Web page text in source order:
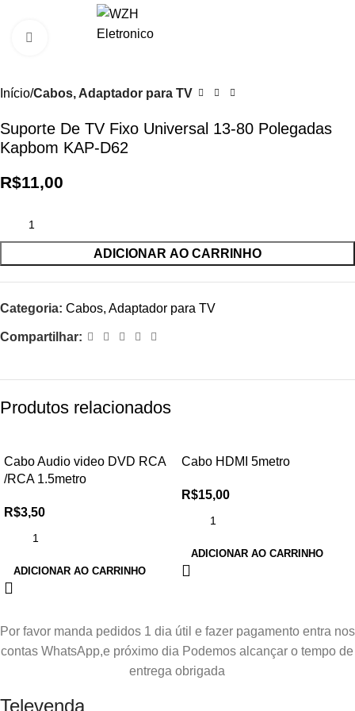
Clique para ampliar
Início Cabos, Adaptador para TV
Suporte De TV Fixo Universal 13-80 Polegadas
Kapbom KAP-D62
R$11,00
ADICIONAR AO CARRINHO
Categoria: Cabos, Adaptador para TV
Compartilhar:
Produtos relacionados
Cabo Audio video DVD RCA
/RCA 1.5metro
R$3,50
ADICIONAR AO CARRINHO
Cabo HDMI 5metro
R$15,00
ADICIONAR AO CARRINHO
Por favor manda pedidos 1 dia útil e fazer pagamento entra nos
contas WhatsApp,e próximo dia Podemos alcançar o tempo de
entrega obrigada
Televenda